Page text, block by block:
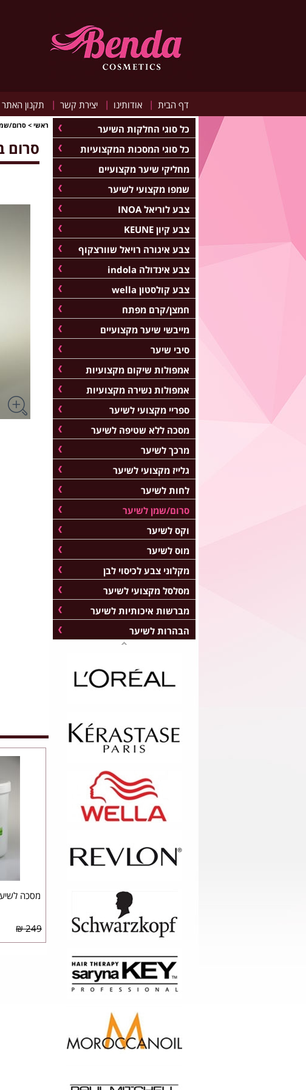
דף הבית | אודותינו | יצירת קשר | תקנון האתר
ראשי >סרום/
סרום
מסכה
249 ₪
כל סוגי החלקות השיער
כל סוגי המסכות המקצועיות
מחליקי שיער מקצועיים
שמפו מקצועי לשיער
צבע לוריאל INOA
צבע קיון KEUNE
צבע איגורה רויאל שוורצקוף
צבע אינדולה indola
צבע קולסטון wella
חמצן/קרם מפתח
מייבשי שיער מקצועיים
סיבי שיער
אמפולות שיקום מקצועיות
אמפולות נשירה מקצועיות
ספריי מקצועי לשיער
מסכה ללא שטיפה לשיער
מרכך לשיער
גלייז מקצועי לשיער
לחות לשיער
סרום/שמן לשיער
וקס לשיער
מוס לשיער
מקלוני צבע לכיסוי לבן
מסלסל מקצועי לשיער
מברשות איכותיות לשיער
הבהרות לשיער